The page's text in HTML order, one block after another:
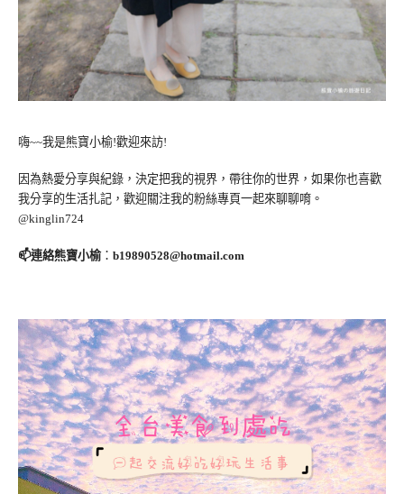
嗨~~我是熊寶小榆!歡迎來訪!
因為熱愛分享與紀錄，決定把我的視界，帶往你的世界，如果你也喜歡
我分享的生活扎記，歡迎關注我的粉絲專頁一起來聊聊唷。
@kinglin724
📫連絡熊寶小榆： b19890528@hotmail.com